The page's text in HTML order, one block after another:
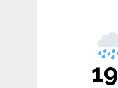
19